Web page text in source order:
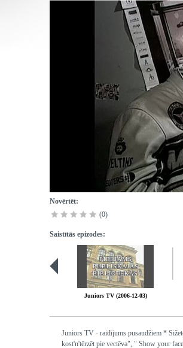
Novērtēt:
(0)
Saistītās epizodes:
PIEEJAMS
PUBLISKAJĀS
BIBLIOTĒKĀS
Juniors TV (2006-12-03)
Juniors TV - raidījums pusaudžiem *
kost'n'tērzēt pie vectēva", " Show your